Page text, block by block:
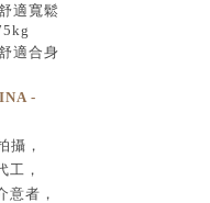
適寬鬆
適合身
-
攝 ，
工 ，
意者，